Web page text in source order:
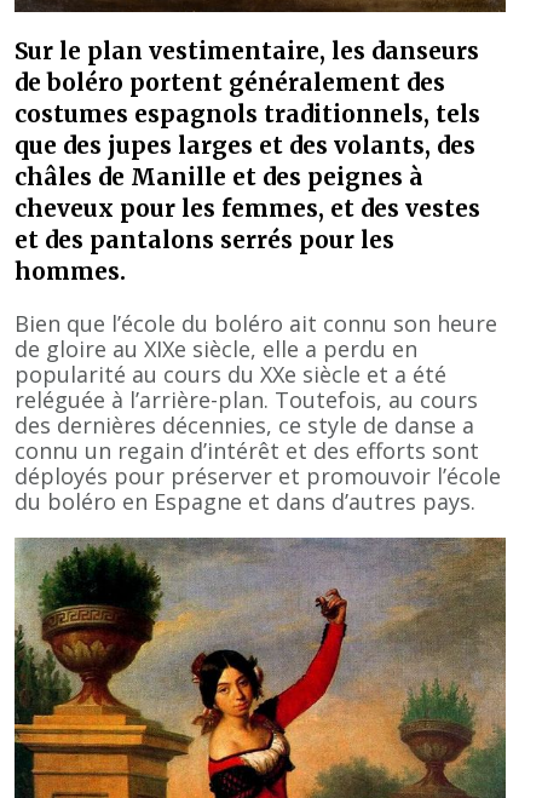
Sur le plan vestimentaire, les danseurs
de boléro portent généralement des
costumes espagnols traditionnels, tels
que des jupes larges et des volants, des
châles de Manille et des peignes à
cheveux pour les femmes, et des vestes
et des pantalons serrés pour les
hommes.
Bien que l’école du boléro ait connu son heure
de gloire au XIXe siècle, elle a perdu en
popularité au cours du XXe siècle et a été
reléguée à l’arrière-plan. Toutefois, au cours
des dernières décennies, ce style de danse a
connu un regain d’intérêt et des efforts sont
déployés pour préserver et promouvoir l’école
du boléro en Espagne et dans d’autres pays.